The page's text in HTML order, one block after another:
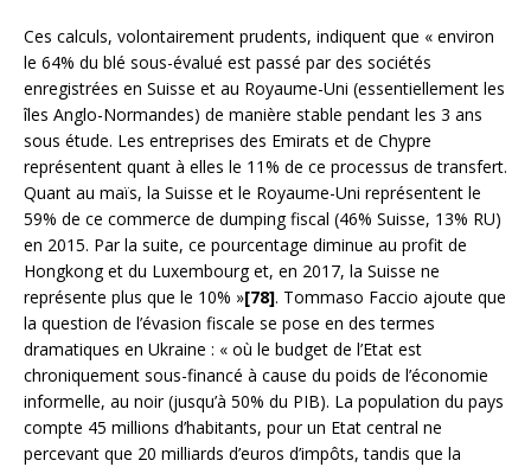
Ces calculs, volontairement prudents, indiquent que « environ
le 64% du blé sous-évalué est passé par des sociétés
enregistrées en Suisse et au Royaume-Uni (essentiellement les
îles Anglo-Normandes) de manière stable pendant les 3 ans
sous étude. Les entreprises des Emirats et de Chypre
représentent quant à elles le 11% de ce processus de transfert.
Quant au maïs, la Suisse et le Royaume-Uni représentent le
59% de ce commerce de dumping fiscal (46% Suisse, 13% RU)
en 2015. Par la suite, ce pourcentage diminue au profit de
Hongkong et du Luxembourg et, en 2017, la Suisse ne
représente plus que le 10% »[78]. Tommaso Faccio ajoute que
la question de l’évasion fiscale se pose en des termes
dramatiques en Ukraine : « où le budget de l’Etat est
chroniquement sous-financé à cause du poids de l’économie
informelle, au noir (jusqu’à 50% du PIB). La population du pays
compte 45 millions d’habitants, pour un Etat central ne
percevant que 20 milliards d’euros d’impôts, tandis que la